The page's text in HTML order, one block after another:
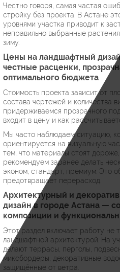
Честно говоря, самая частая
стройку без проекта. В Астане
уровнями участка приводит к
неправильно выбранные
зиму.
Цены на ландшафтный
честные расценки,
оптимального бюджета
Стоимость проекта зависит от
состава чертежей и количества
придерживаемся прозрачного
входит в цену и как
Мы часто наблюдаем ситуацию,
ориентируется на визуальную
тем, что материалы стоят
рекомендуем заранее делать
эконом, стандарт, премиум. Это
предотвращает перерасход.
Архитектурный и
дизайн в городе Астана —
композиции и
Этот раздел включает работу не
ландшафтной архитектурой. На
делают террасы, перголы,
миксбордеры, декоративные
защищённые от ветра.